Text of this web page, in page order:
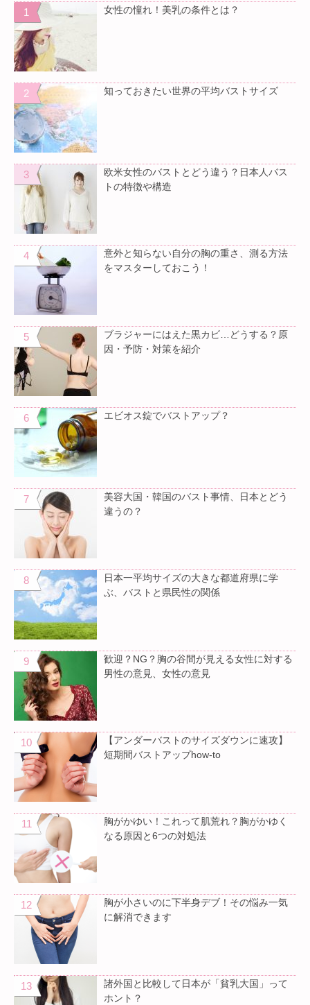
女性の憧れ！美乳の条件とは？
知っておきたい世界の平均バストサイズ
欧米女性のバストとどう違う？日本人バス
トの特徴や構造
意外と知らない自分の胸の重さ、測る方法
をマスターしておこう！
ブラジャーにはえた黒カビ…どうする？原
因・予防・対策を紹介
エビオス錠でバストアップ？
美容大国・韓国のバスト事情、日本とどう
違うの？
日本一平均サイズの大きな都道府県に学
ぶ、バストと県民性の関係
歓迎？NG？胸の谷間が見える女性に対する
男性の意見、女性の意見
【アンダーバストのサイズダウンに速攻】
短期間バストアップhow-to
胸がかゆい！これって肌荒れ？胸がかゆく
なる原因と6つの対処法
胸が小さいのに下半身デブ！その悩み一気
に解消できます
諸外国と比較して日本が「貧乳大国」って
ホント？